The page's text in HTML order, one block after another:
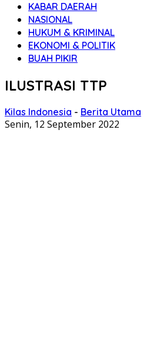
KABAR DAERAH
NASIONAL
HUKUM & KRIMINAL
EKONOMI & POLITIK
BUAH PIKIR
ILUSTRASI TTP
Kilas Indonesia - Berita Utama
Senin, 12 September 2022